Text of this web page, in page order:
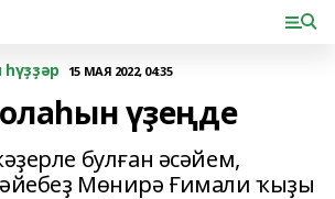
15 МАЯ 2022, 04:35
үҙеңде
булған әсәйем,
Мөнирә Ғимали ҡыҙы